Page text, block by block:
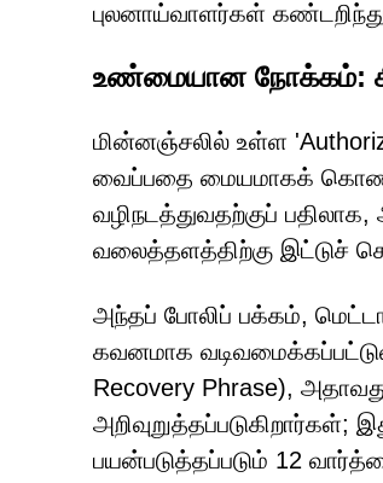
புலனாய்வாளர்கள்
உண்மையான நோக்கம்:
மின்னஞ்சலில் உள்ள
வைப்பதை மையமாகக்
வழிநடத்துவதற்குப்
வலைத்தளத்திற்கு இட்டுச்
அந்தப் போலிப் பக்கம்,
கவனமாக
Recovery Phrase),
பயன்படுத்தப்படும் 12